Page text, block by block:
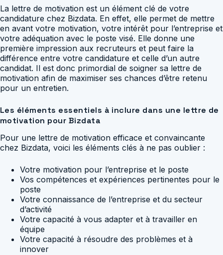
La lettre de motivation est un élément clé de votre
candidature chez Bizdata. En effet, elle permet de mettre
en avant votre motivation, votre intérêt pour l’entreprise et
votre adéquation avec le poste visé. Elle donne une
première impression aux recruteurs et peut faire la
différence entre votre candidature et celle d’un autre
candidat. Il est donc primordial de soigner sa lettre de
motivation afin de maximiser ses chances d’être retenu
pour un entretien.
Les éléments essentiels à inclure dans une lettre de
motivation pour Bizdata
Pour une lettre de motivation efficace et convaincante
chez Bizdata, voici les éléments clés à ne pas oublier :
Votre motivation pour l’entreprise et le poste
Vos compétences et expériences pertinentes pour le
poste
Votre connaissance de l’entreprise et du secteur
d’activité
Votre capacité à vous adapter et à travailler en
équipe
Votre capacité à résoudre des problèmes et à
innover